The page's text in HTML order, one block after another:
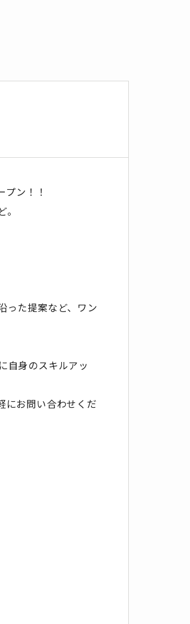
ン！！
った提案など、ワン
自身のスキルアッ
にお問い合わせくだ